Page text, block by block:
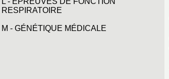
RESPIRATOIRE
M - GÉNÉTIQUE MÉDICALE